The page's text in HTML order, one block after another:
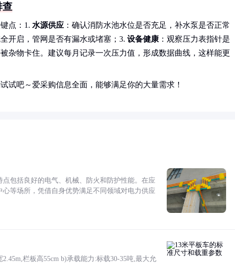
查
点：1. 水源供应 ：确认消防水池水位是否充足，补水泵是否正常
开启，管网是否有漏水或堵塞；3. 设备健康 ：观察压力表指针是
杂物卡住。建议每月记录一次压力值，形成数据曲线，这样能更
试吧～爱采购信息全面，能够满足你的大量需求！
包括良好的电气、机械、防火和防护性能。在应
等场所，凭借自身优势满足不同领域对电力供应
栏板高55cm b)承载能力:标载30-35吨,最大允